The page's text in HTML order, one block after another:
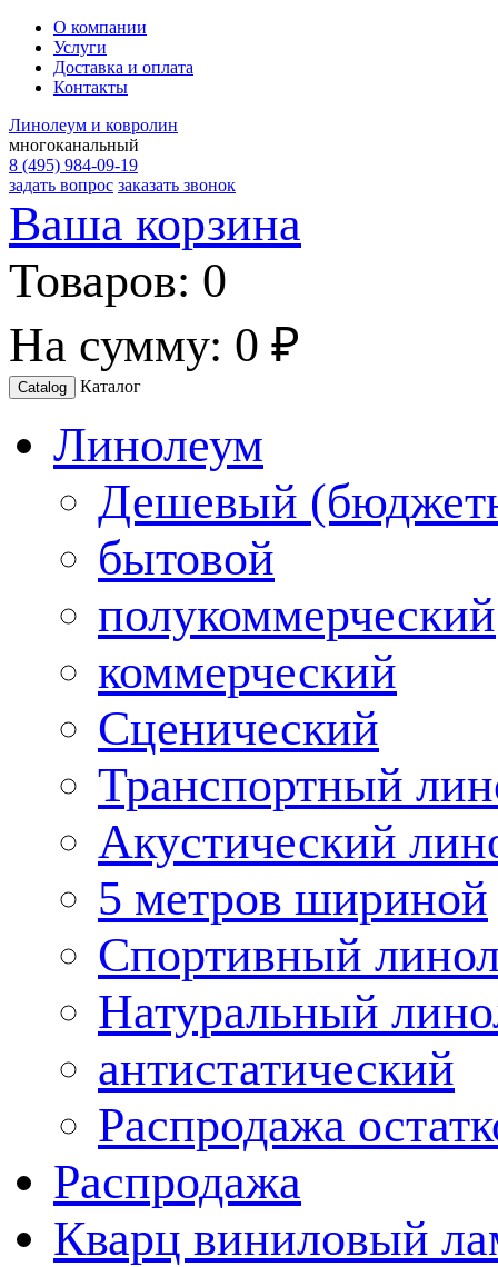
О компании
Услуги
Доставка и оплата
Контакты
Линолеум и ковролин
многоканальный
8 (495) 984-09-19
задать вопрос заказать звонок
Ваша корзина
Товаров: 0
На сумму: 0 ₽
Catalog Каталог
Линолеум
Дешевый
бытовой
полукоммерческий
коммерческий
Сценический
Транспортный
Акустический
5 метров шириной
Спортивный
Натуральный
антистатический
Распродажа
Распродажа
Кварц виниловый